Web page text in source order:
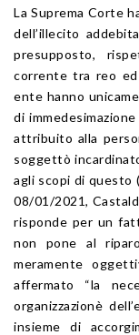
La Suprema Corte
dell’illecito
presupposto,
corrente tra reo
ente hanno
di
attribuito alla
soggettò
agli scopi di questo
08/01/2021,
risponde per un
non pone al
meramente
affermato “la
organizzazionè
insieme di